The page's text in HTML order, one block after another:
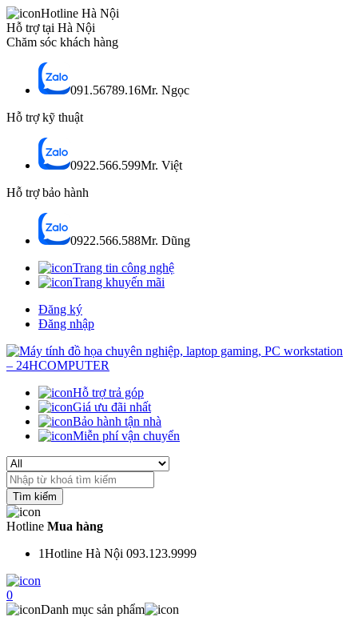
Hotline Hà Nội
Hỗ trợ tại Hà Nội
Chăm sóc khách hàng
091.56789.16Mr. Ngọc
Hỗ trợ kỹ thuật
0922.566.599Mr. Việt
Hỗ trợ bảo hành
0922.566.588Mr. Dũng
Trang tin công nghệ
Trang khuyến mãi
Đăng ký
Đăng nhập
Hỗ trợ trả góp
Giá ưu đãi nhất
Bảo hành tận nhà
Miễn phí vận chuyển
Search
for:
Hotline Mua hàng
1Hotline Hà Nội 093.123.9999
0
Danh mục sản phẩm